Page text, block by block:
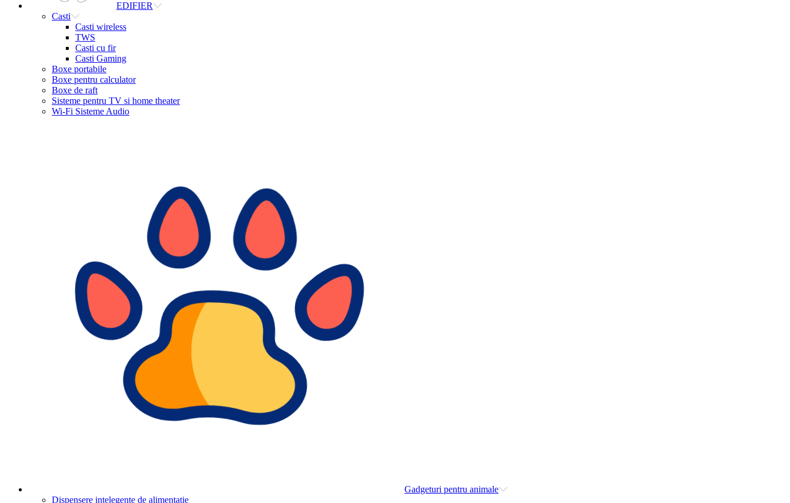
EDIFIER
Casti
Casti wireless
TWS
Casti cu fir
Casti Gaming
Boxe portabile
Boxe pentru calculator
Boxe de raft
Sisteme pentru TV si home theater
Wi-Fi Sisteme Audio
Gadgeturi pentru animale
Dispensere intelegente de alimentatie